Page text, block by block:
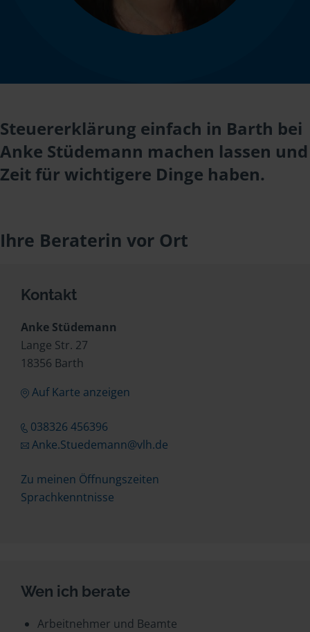
Steuererklärung einfach in Barth bei
Anke Stüdemann machen lassen und
Zeit für wichtigere Dinge haben.
Ihre Beraterin vor Ort
Kontakt
Anke Stüdemann
Lange Str. 27
18356 Barth
Auf Karte anzeigen
038326 456396
Anke.Stuedemann@vlh.de
Zu meinen Öffnungszeiten
Sprachkenntnisse
Wen ich berate
Arbeitnehmer und Beamte